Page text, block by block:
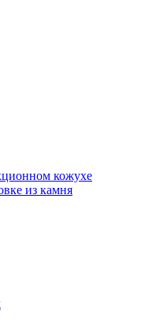
кожухе
из камня